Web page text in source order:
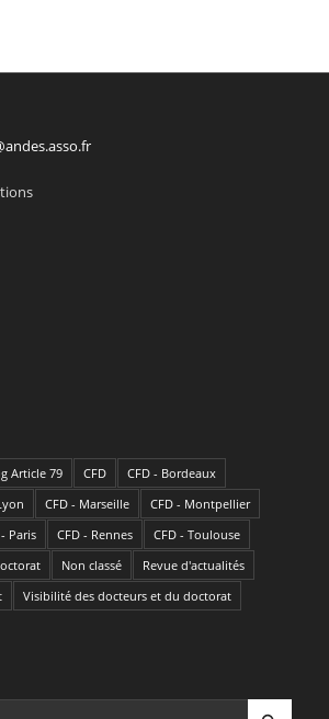
Article 79 CFD
CFD - Bordeaux
CFD - Marseille
CFD - Montpellier
Paris CFD - Rennes
CFD - Toulouse
Non classé
Revue d'actualités
Visibilité des docteurs et du doctorat